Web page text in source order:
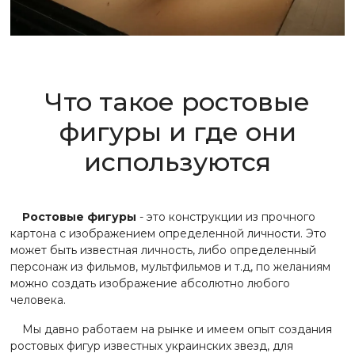
Что такое ростовые
фигуры и где они
используются
Ростовые фигуры - это конструкции из прочного
картона с изображением определенной личности. Это
может быть известная личность, либо определенный
персонаж из фильмов, мультфильмов и т.д, по желаниям
можно создать изображение абсолютно любого
человека.
Мы давно работаем на рынке и имеем опыт создания
ростовых фигур известных украинских звезд, для